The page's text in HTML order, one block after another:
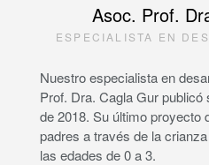
Asoc. Prof.
ESPECIALISTA EN
Nuestro especialista en
Prof. Dra. Cagla Gur
de 2018. Su último proyecto
padres a través de la
las edades de 0 a 3.